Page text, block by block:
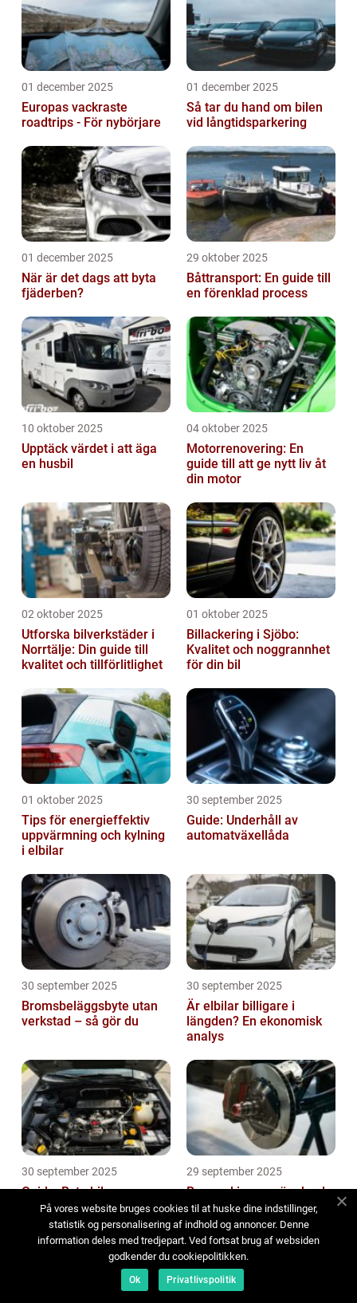
01 december 2025
Europas vackraste
roadtrips - För nybörjare
01 december 2025
Så tar du hand om bilen
vid långtidsparkering
01 december 2025
När är det dags att byta
fjäderben?
29 oktober 2025
Båttransport: En guide till
en förenklad process
10 oktober 2025
Upptäck värdet i att äga
en husbil
04 oktober 2025
Motorrenovering: En
guide till att ge nytt liv åt
din motor
02 oktober 2025
Utforska bilverkstäder i
Norrtälje: Din guide till
kvalitet och tillförlitlighet
01 oktober 2025
Billackering i Sjöbo:
Kvalitet och noggrannhet
för din bil
01 oktober 2025
Tips för energieffektiv
uppvärmning och kylning
i elbilar
30 september 2025
Guide: Underhåll av
automatväxellåda
30 september 2025
Bromsbeläggsbyte utan
verkstad – så gör du
30 september 2025
Är elbilar billigare i
längden? En ekonomisk
analys
30 september 2025
Guide: Byta bilens
generator själv
29 september 2025
Bromsskivor – när ska de
bytas?
På vores website bruges cookies til at huske dine indstillinger,
statistik og personalisering af indhold og annoncer. Denne
information deles med tredjepart. Ved fortsat brug af websiden
godkender du cookiepolitikken.
Ok Privatlivspolitik